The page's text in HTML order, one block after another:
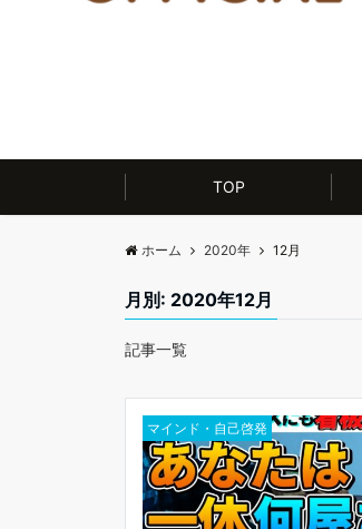
TOP
ホーム 2020年 12月
月別: 2020年12月
記事一覧
マインド・自己啓発